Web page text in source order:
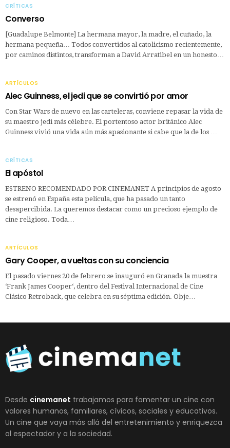
CRÍTICAS
Converso
[Guadalupe Belmonte] La hermana mayor, la madre, el cuñado, la
hermana pequeña… Todos convertidos al catolicismo recientemente,
por caminos distintos, transforman a David Arratibel en un honesto…
ARTÍCULOS
Alec Guinness, el jedi que se convirtió por amor
Con Star Wars de nuevo en las carteleras, conviene repasar la vida de
su maestro jedi más célebre. El portentoso actor británico Alec
Guinness vivió una vida aún más apasionante si cabe que la de los …
CRÍTICAS
El apóstol
ESTRENO RECOMENDADO POR CINEMANET A principios de agosto
se estrenó en España esta película, que ha pasado un tanto
desapercibida. La queremos destacar como un precioso ejemplo de
cine religioso. Toda…
ARTÍCULOS
Gary Cooper, a vueltas con su conciencia
El pasado viernes 20 de febrero se inauguró en Granada la muestra
‘Frank James Cooper‘, dentro del Festival Internacional de Cine
Clásico Retroback, que celebra en su séptima edición. Obje…
Desde cinemanet trabajamos para fomentar un cine con
valores humanos, familiares, cívicos, sociales y educativos.
Un cine que vaya más allá del entretenimiento y enriquezca
al espectador y a la sociedad.